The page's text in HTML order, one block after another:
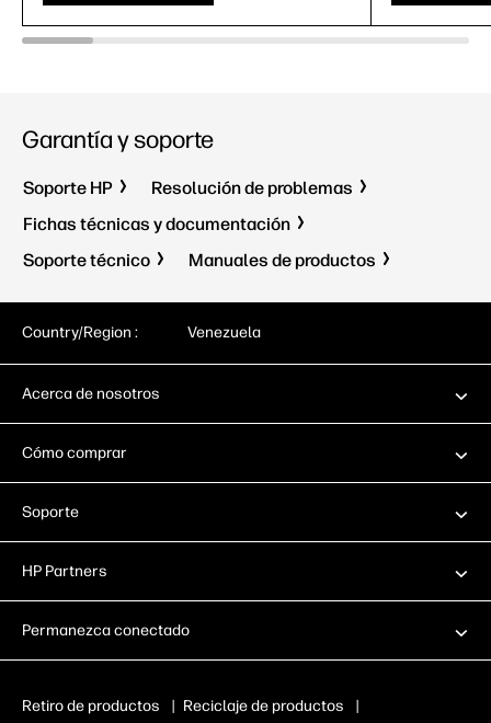
Garantía y soporte
Soporte HP
Resolución de problemas
Fichas técnicas y documentación
Soporte técnico
Manuales de productos
Country/Region : Venezuela
Acerca de nosotros
Cómo comprar
Soporte
HP Partners
Permanezca conectado
Retiro de productos | Reciclaje de productos |